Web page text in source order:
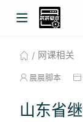
网课相关
晨晨脚本
山东省